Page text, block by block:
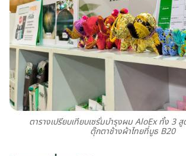
ตารางเปรียบเทียบเซรั่มบำรุงผม AloEx ทั้ง 3
ตุ๊กตาช้างผ้าไทยที่บูธ B20